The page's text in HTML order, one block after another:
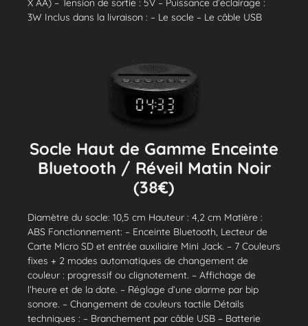
X AA) – Tension de sortie : 5V – Puissance d’éclairage :
3W Inclus dans la livraison : – Le socle – Le câble USB
Socle Haut de Gamme Enceinte
Bluetooth / Réveil Matin Noir
(38€)
Diamètre du socle: 10,5 cm Hauteur : 4,2 cm Matière :
ABS Fonctionnement: – Enceinte Bluetooth, Lecteur de
Carte Micro SD et entrée auxiliaire Mini Jack. – 7 Couleurs
fixes + 2 modes automatiques de changement de
couleur : progressif ou clignotement. – Affichage de
l’heure et de la date. – Réglage d’une alarme par bip
sonore. – Changement de couleurs tactile Détails
techniques : – Branchement par câble USB – Batterie